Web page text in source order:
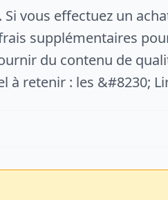
vous effectuez un
supplémentaires
du contenu de
à retenir : les &#8230;